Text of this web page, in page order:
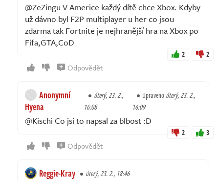
@ZeZingu V Americe každý dítě chce Xbox. Kdyby
už dávno byl F2P multiplayer u her co jsou
zdarma tak Fortnite je nejhranější hra na Xbox po
Fifa,GTA,CoD
2 2
Odpovědět
Anonymní
Hyena
úterý, 23. 2.,
16:08
Upravenoúterý, 23. 2.,
16:09
@Kischi Co jsi to napsal za blbost :D
2 3
Odpovědět
Reggie-Kray úterý, 23. 2., 18:46